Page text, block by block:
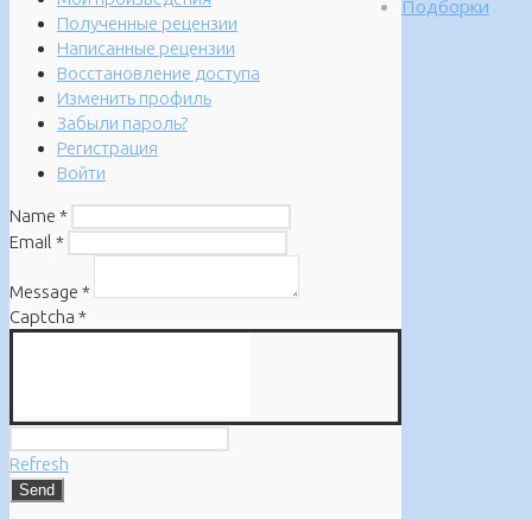
Полученные рецензии
Написанные рецензии
Восстановление доступа
Изменить профиль
Забыли пароль?
Регистрация
Войти
Name *
Email *
Message *
Captcha *
Refresh
Подборки